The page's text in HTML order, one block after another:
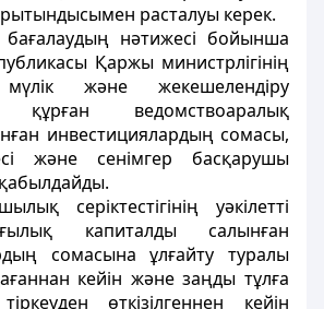
расталуы керек.
бағалаудың нәтижесі бойынша
Қаржы министрлігінің
мүлік және жекешелендіру
құрған ведомствоаралық
инвестициялардың сомасы,
және сенімгер басқарушы
серіктестігінің уәкілетті
капиталды салынған
сомасына ұлғайту туралы
кейін және заңды тұлға
өткізілгеннен кейін